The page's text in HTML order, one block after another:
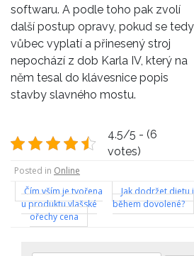
softwaru. A podle toho pak zvolí
další postup opravy, pokud se tedy
vůbec vyplatí a přinesený stroj
nepochází z dob Karla IV, který na
něm tesal do klávesnice popis
stavby slavného mostu.
4.5/5 - (6
votes)
Posted in Online
Navigace
pro
Čím vším je tvořena
u produktu vlašské
ořechy cena
Jak dodržet dietu i
během dovolené?